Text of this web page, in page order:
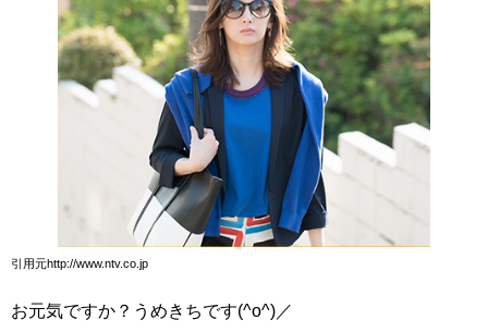
引用元http://www.ntv.co.jp
お元気ですか？うめきちです(^o^)／